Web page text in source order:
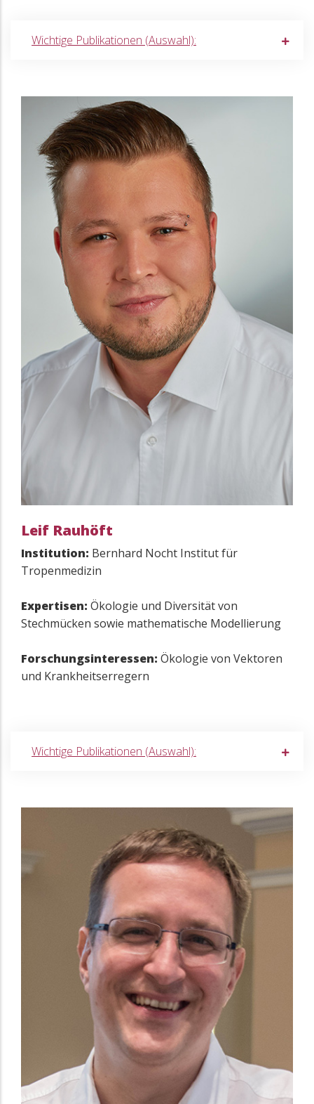
Wichtige Publikationen (Auswahl):
Leif Rauhöft
Institution: Bernhard Nocht Institut für
Tropenmedizin
Expertisen: Ökologie und Diversität von
Stechmücken sowie mathematische Modellierung
Forschungsinteressen: Ökologie von Vektoren
und Krankheitserregern
Wichtige Publikationen (Auswahl):